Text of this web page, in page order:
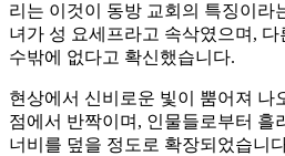
리는 이것이 동방 교회의 특징이라
녀가 성 요세프라고 속삭였으며,
수밖에 없다고 확신했습니다.
현상에서 신비로운 빛이 뿜어져 나
점에서 반짝이며, 인물들로부터 흘
너비를 덮을 정도로 확장되었습니